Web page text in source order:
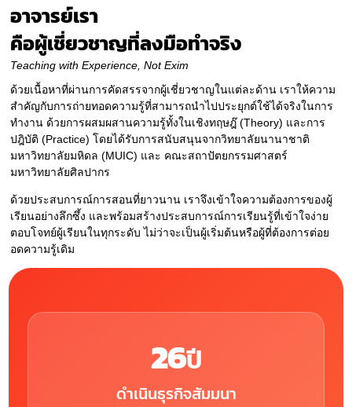
อาจารย์เรา
คือผู้เชี่ยวชาญที่ลงมือทำจริง
Teaching with Experience, Not Exim
ด้วยเนื้อหาที่ผ่านการคัดสรรจากผู้เชี่ยวชาญในแต่ละด้าน เราให้ความ
สำคัญกับการถ่ายทอดความรู้ที่สามารถนำไปประยุกต์ใช้ได้จริงในการ
ทำงาน ด้วยการผสมผสานความรู้ทั้งในเชิงทฤษฎ๊ (Theory) และการ
ปฎิบัติ (Practice) โดยได้รับการสนับสนุนจากวิทยาลัยนานาชาติ
มหาวิทยาลัยมหิดล (MUIC) และ คณะสถาปัตยกรรมศาสตร์
มหาวิทยาลัยศิลปากร
ด้วยประสบการณ์การสอนที่ยาวนาน เราจึงเข้าใจความต้องการของผู้
เรียนอย่างลึกซึ้ง และพร้อมสร้างประสบการณ์การเรียนรู้ที่เข้าใจง่าย
ตอบโจทย์ผู้เรียนในทุกระดับ ไม่ว่าจะเป็นผู้เริ่มต้นหรือผู้ที่ต้องการต่อย
อดความรู้เดิม
26ปี
ดำเนินธุรกิจสัมมนา